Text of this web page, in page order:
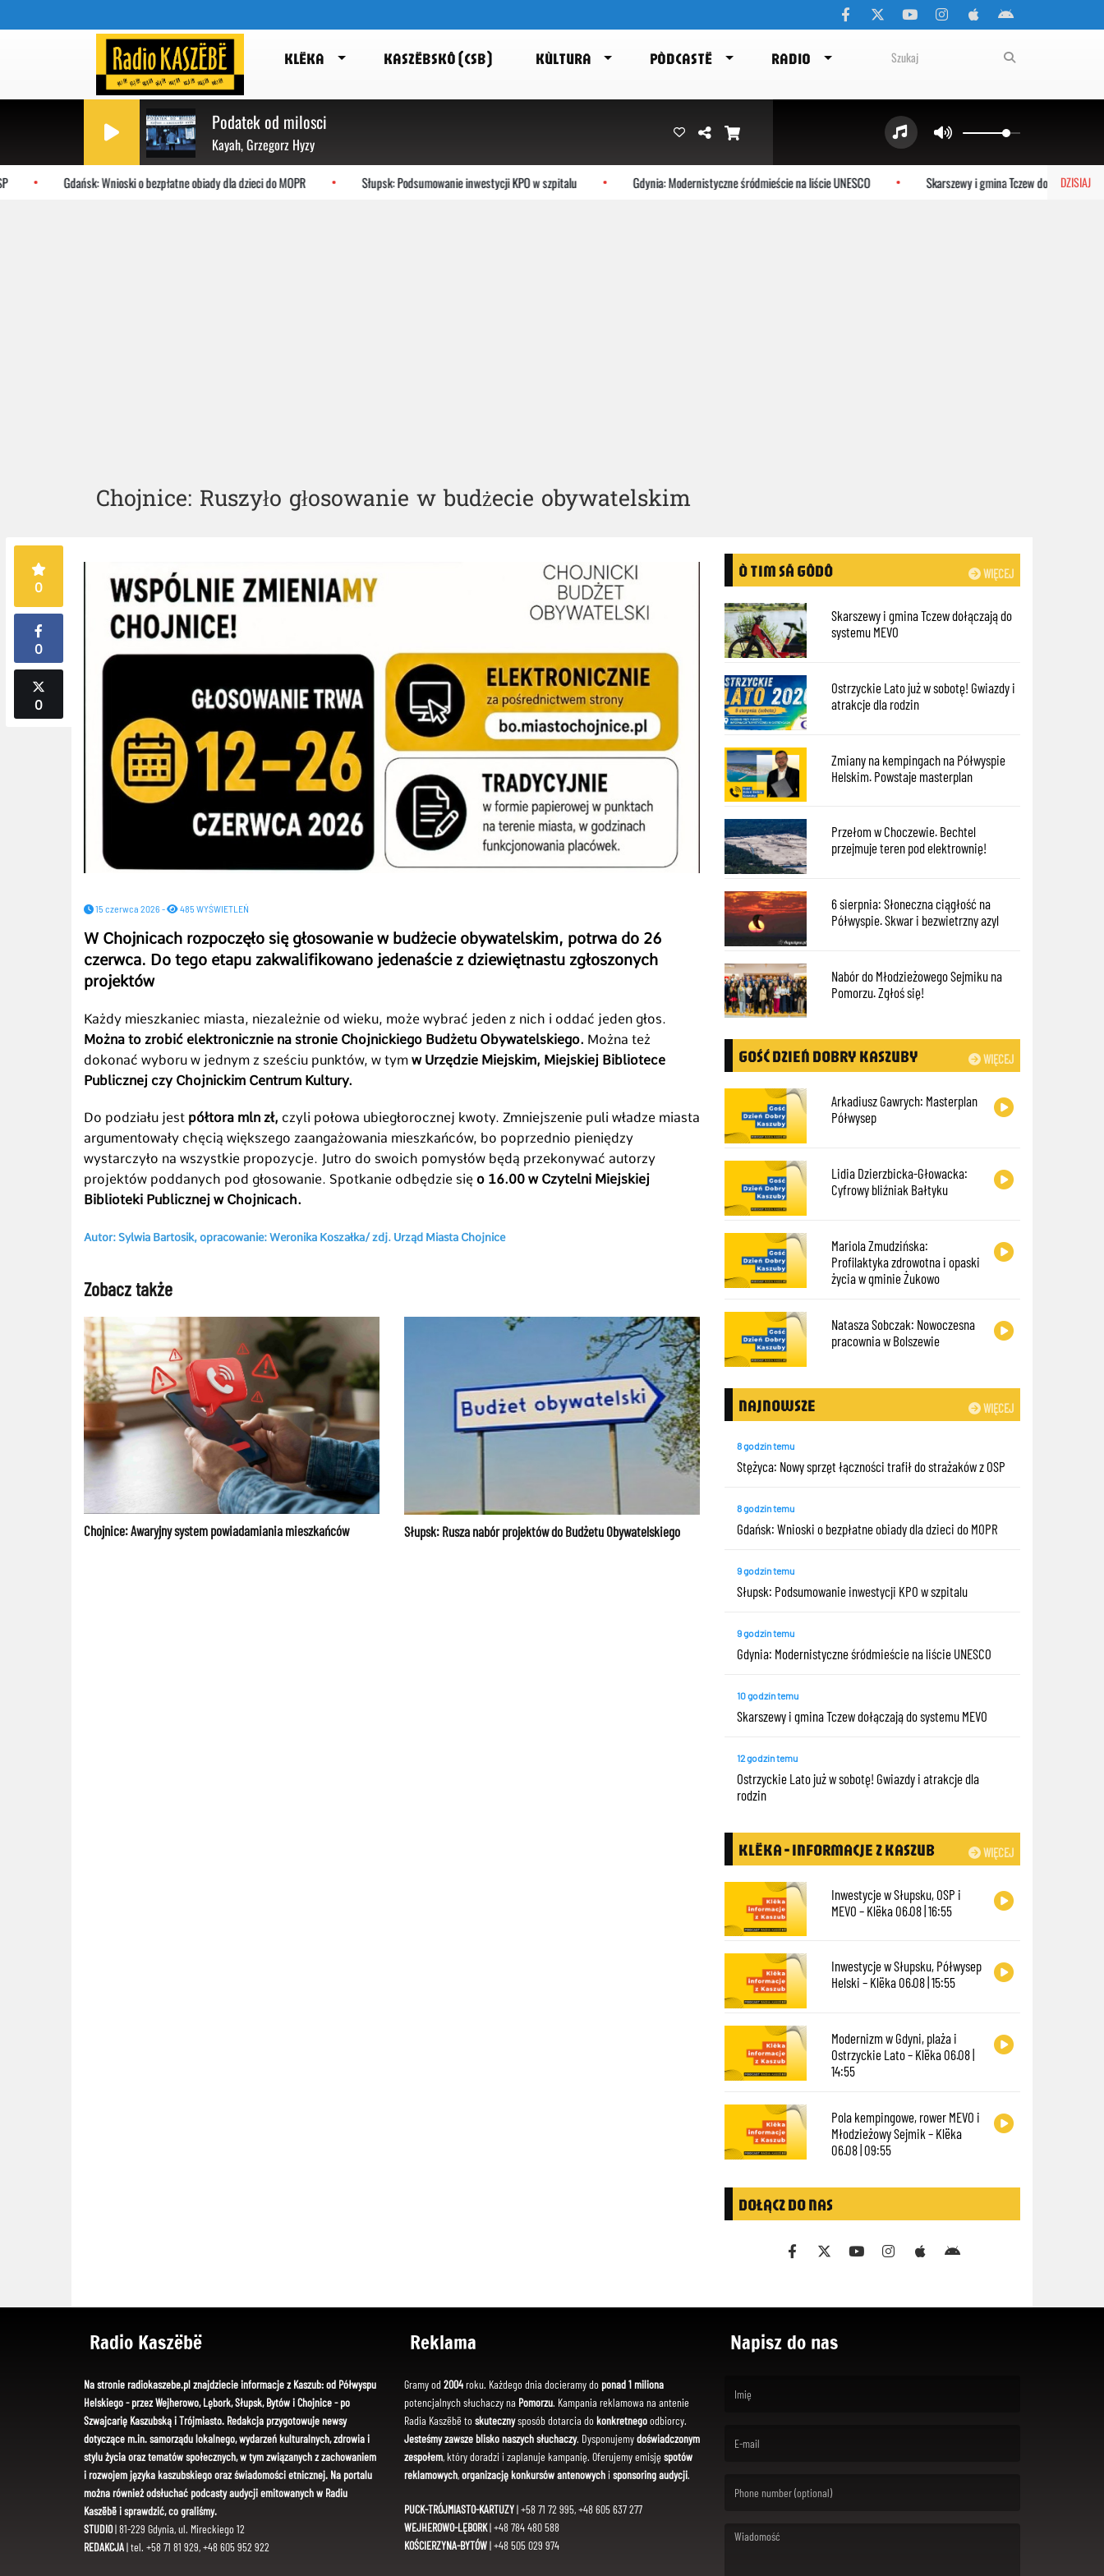
KLËKA KASZËBSKÔ (CSB) KÙLTURA PÒDCASTË RADIO
Podatek od milosci
Kayah, Grzegorz Hyzy
DZISIAJ
Gdańsk: Wnioski o bezpłatne obiady dla dzieci do MOPR Słupsk: Podsumowanie inwestycji KPO w szpitalu Gdynia: Modernistyczne śródmieście na liście UNESCO Skarszewy i gmina Tczew dołączają do
Chojnice: Ruszyło głosowanie w budżecie obywatelskim
0
0
0
15 czerwca 2026 - 485 WYŚWIETLEŃ
W Chojnicach rozpoczęło się głosowanie w budżecie obywatelskim, potrwa do 26
czerwca. Do tego etapu zakwalifikowano jedenaście z dziewiętnastu zgłoszonych
projektów
Każdy mieszkaniec miasta, niezależnie od wieku, może wybrać jeden z nich i oddać jeden głos.
Można to zrobić elektronicznie na stronie Chojnickiego Budżetu Obywatelskiego. Można też
dokonać wyboru w jednym z sześciu punktów, w tym w Urzędzie Miejskim, Miejskiej Bibliotece
Publicznej czy Chojnickim Centrum Kultury.
Do podziału jest półtora mln zł, czyli połowa ubiegłorocznej kwoty. Zmniejszenie puli władze miasta
argumentowały chęcią większego zaangażowania mieszkańców, bo poprzednio pieniędzy
wystarczyło na wszystkie propozycje. Jutro do swoich pomysłów będą przekonywać autorzy
projektów poddanych pod głosowanie. Spotkanie odbędzie się o 16.00 w Czytelni Miejskiej
Biblioteki Publicznej w Chojnicach.
Autor: Sylwia Bartosik, opracowanie: Weronika Koszałka/ zdj. Urząd Miasta Chojnice
Zobacz także
Chojnice: Awaryjny system powiadamiania mieszkańców Słupsk: Rusza nabór projektów do Budżetu Obywatelskiego
WIĘCEJ
Ò TIM SÃ GÔDÔ
Skarszewy i gmina Tczew dołączają do
systemu MEVO
Ostrzyckie Lato już w sobotę! Gwiazdy i
atrakcje dla rodzin
Zmiany na kempingach na Półwyspie
Helskim. Powstaje masterplan
Przełom w Choczewie. Bechtel
przejmuje teren pod elektrownię!
6 sierpnia: Słoneczna ciągłość na
Półwyspie. Skwar i bezwietrzny azyl
Nabór do Młodzieżowego Sejmiku na
Pomorzu. Zgłoś się!
WIĘCEJ
GOŚĆ DZIEŃ DOBRY KASZUBY
Arkadiusz Gawrych: Masterplan
Półwysep
Lidia Dzierzbicka-Głowacka:
Cyfrowy bliźniak Bałtyku
Mariola Zmudzińska:
Profilaktyka zdrowotna i opaski
życia w gminie Żukowo
Natasza Sobczak: Nowoczesna
pracownia w Bolszewie
WIĘCEJ
NAJNOWSZE
8 godzin temu
Stężyca: Nowy sprzęt łączności trafił do strażaków z OSP
8 godzin temu
Gdańsk: Wnioski o bezpłatne obiady dla dzieci do MOPR
9 godzin temu
Słupsk: Podsumowanie inwestycji KPO w szpitalu
9 godzin temu
Gdynia: Modernistyczne śródmieście na liście UNESCO
10 godzin temu
Skarszewy i gmina Tczew dołączają do systemu MEVO
12 godzin temu
Ostrzyckie Lato już w sobotę! Gwiazdy i atrakcje dla
rodzin
WIĘCEJ
KLËKA - INFORMACJE Z KASZUB
Inwestycje w Słupsku, OSP i
MEVO – Klëka 06.08 | 16:55
Inwestycje w Słupsku, Półwysep
Helski – Klëka 06.08 | 15:55
Modernizm w Gdyni, plaża i
Ostrzyckie Lato – Klëka 06.08 |
14:55
Pola kempingowe, rower MEVO i
Młodzieżowy Sejmik – Klëka
06.08 | 09:55
DOŁĄCZ DO NAS
Radio Kaszëbë
Na stronie radiokaszebe.pl znajdziecie informacje z Kaszub: od Półwyspu
Helskiego - przez Wejherowo, Lębork, Słupsk, Bytów i Chojnice - po
Szwajcarię Kaszubską i Trójmiasto. Redakcja przygotowuje newsy
dotyczące m.in. samorządu lokalnego, wydarzeń kulturalnych, zdrowia i
stylu życia oraz tematów społecznych, w tym związanych z zachowaniem
i rozwojem języka kaszubskiego oraz świadomości etnicznej. Na portalu
można również odsłuchać podcasty audycji emitowanych w Radiu
Kaszëbë i sprawdzić, co graliśmy.
STUDIO| 81-229 Gdynia, ul. Mireckiego 12
REDAKCJA| tel. +58 71 81 929, +48 605 952 922
Reklama
Gramy od 2004roku. Każdego dnia docieramy do ponad 1 miliona
potencjalnych słuchaczy na Pomorzu. Kampania reklamowa na antenie
Radia Kaszëbë toskutecznysposób dotarcia dokonkretnegoodbiorcy.
Jesteśmy zawsze blisko naszych słuchaczy. Dysponujemydoświadczonym
zespołem, który doradzi i zaplanuje kampanię. Oferujemy emisję spotów
reklamowych,organizację konkursów antenowychi sponsoring audycji.
PUCK-TRÓJMIASTO-KARTUZY| +58 71 72 995, +48 605 637 277
WEJHEROWO-LĘBORK| +48 784 480 588
KOŚCIERZYNA-BYTÓW| +48 505 029 974
Napisz do nas